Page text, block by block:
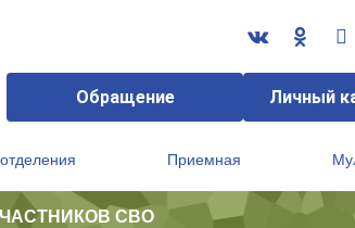
Обращение Личный
Приемная
СВО